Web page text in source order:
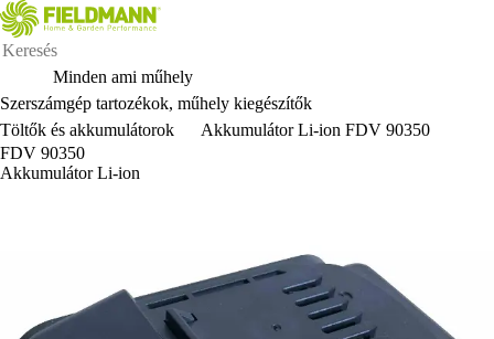
Minden ami műhely
Szerszámgép tartozékok, műhely kiegészítők
Töltők és akkumulátorok
Akkumulátor Li-ion FDV 90350
FDV 90350
Akkumulátor Li-ion